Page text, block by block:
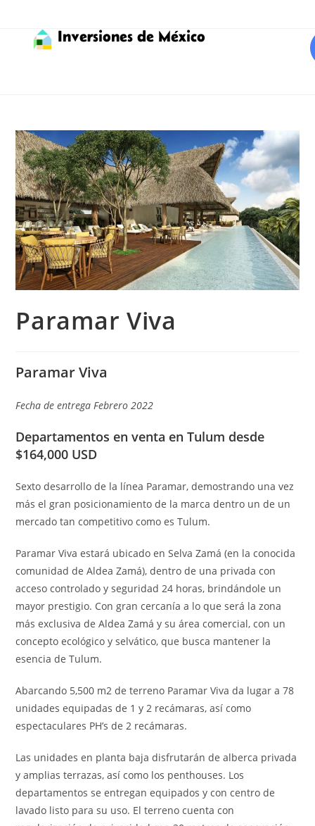
Inversiones de México
Paramar Viva
Paramar Viva
Fecha de entrega Febrero 2022
Departamentos en venta en Tulum desde
$164,000 USD
Sexto desarrollo de la línea Paramar, demostrando una vez
más el gran posicionamiento de la marca dentro un de un
mercado tan competitivo como es Tulum.
Paramar Viva estará ubicado en Selva Zamá (en la conocida
comunidad de Aldea Zamá), dentro de una privada con
acceso controlado y seguridad 24 horas, brindándole un
mayor prestigio. Con gran cercanía a lo que será la zona
más exclusiva de Aldea Zamá y su área comercial, con un
concepto ecológico y selvático, que busca mantener la
esencia de Tulum.
Abarcando 5,500 m2 de terreno Paramar Viva da lugar a 78
unidades equipadas de 1 y 2 recámaras, así como
espectaculares PH’s de 2 recámaras.
Las unidades en planta baja disfrutarán de alberca privada
y amplias terrazas, así como los penthouses. Los
departamentos se entregan equipados y con centro de
lavado listo para su uso. El terreno cuenta con